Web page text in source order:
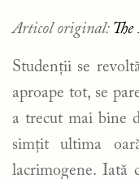
Articol original:
Studenții se
aproape tot, se
a trecut mai bine
simțit ultima
lacrimogene. Iată